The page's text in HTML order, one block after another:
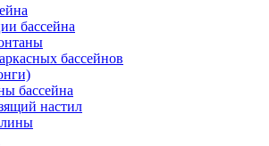
бассейна
бассейнов
бассейна
настил